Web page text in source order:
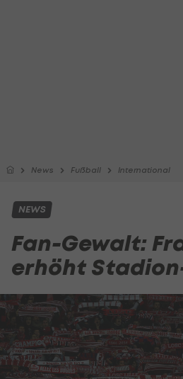
News Fußball International
NEWS
Fan-Gewalt:
erhöht